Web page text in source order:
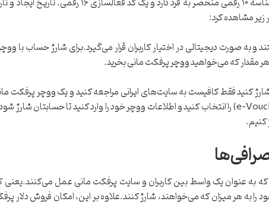
زیر مشاهده کرد:
و به صورت دیجیتالی در اختیار کاربران قرار می‌گیرد.برای شارژ حساب با
که می‌خواهید ووچر پرفکت مانی بخرید.
کنیم.
به عنوان یک واسط بین کاربران و سایت پرفکت مانی عمل می‌کنند.یعنی
به هر میزان که می‌خواهند، شارژ کنند.علاوه بر این، امکان فروش دلار